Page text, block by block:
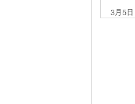
3月5日